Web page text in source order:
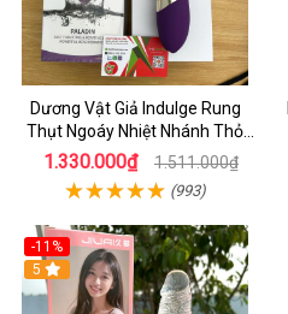
Dương Vật Giả Indulge Rung
Thụt Ngoáy Nhiệt Nhánh Thỏ
Kích Điểm G
1.330.000₫ 1.511.000₫
(993)
-11%
5